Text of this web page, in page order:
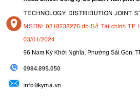
TECHNOLOGY DISTRIBUTION JOINT
MSDN: 0318238276 do Sở Tài chính TP
03/01/2024
96 Nam Kỳ Khởi Nghĩa, Phường Sài Gòn,
0984.895.050
info@kyma.vn